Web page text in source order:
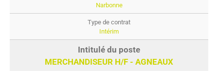
Narbonne
Intérim
MERCHANDISEUR H/F - AGNEAUX